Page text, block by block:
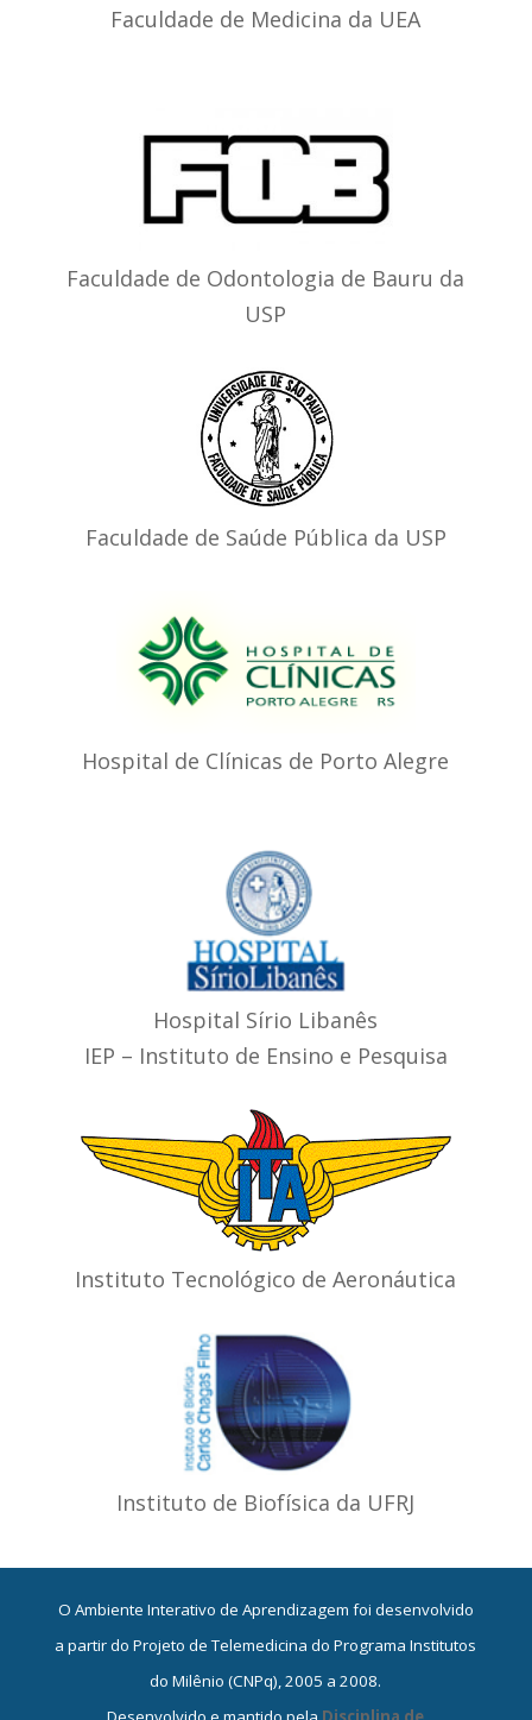
Faculdade de Medicina da UEA
Faculdade de Odontologia de Bauru da
USP
Faculdade de Saúde Pública da USP
Hospital de Clínicas de Porto Alegre
Hospital Sírio Libanês
IEP – Instituto de Ensino e Pesquisa
Instituto Tecnológico de Aeronáutica
Instituto de Biofísica da UFRJ
O Ambiente Interativo de Aprendizagem foi desenvolvido
a partir do Projeto de Telemedicina do Programa Institutos
do Milênio (CNPq), 2005 a 2008.